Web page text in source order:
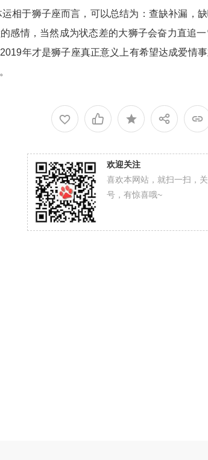
相于狮子座而言，可以总结为：查缺补漏，
感情，当然成为状态差的大狮子会奋力直追
年才是狮子座真正意义上有希望达成爱情
欢迎关注
喜欢本网站，就扫一扫，
号，有惊喜哦~